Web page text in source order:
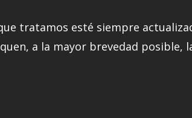
tratamos esté siempre
a la mayor brevedad